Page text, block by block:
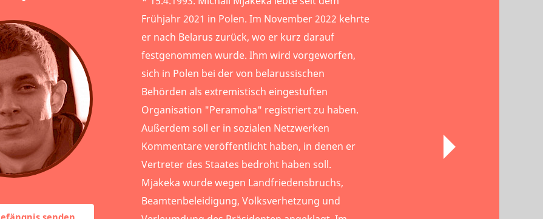
Frühjahr 2021 in Polen. Im November 2022 kehrte
er nach Belarus zurück, wo er kurz darauf
festgenommen wurde. Ihm wird vorgeworfen,
sich in Polen bei der von belarussischen
Behörden als extremistisch eingestuften
Organisation "Peramoha" registriert zu haben.
Außerdem soll er in sozialen Netzwerken
Kommentare veröffentlicht haben, in denen er
Vertreter des Staates bedroht haben soll.
Mjakeka wurde wegen Landfriedensbruchs,
Beamtenbeleidigung, Volksverhetzung und